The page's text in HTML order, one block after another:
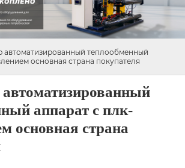
автоматизированный теплообменный
основная страна покупателя
аппарат с плк-
основная страна